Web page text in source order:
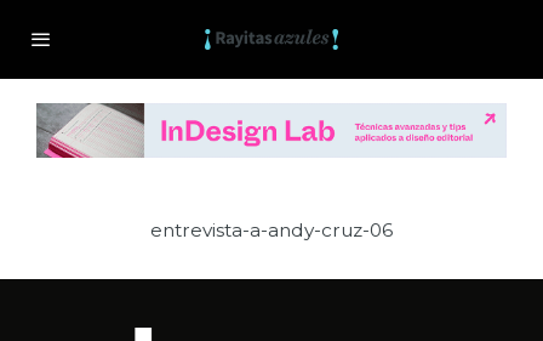
entrevista-a-andy-cruz-06